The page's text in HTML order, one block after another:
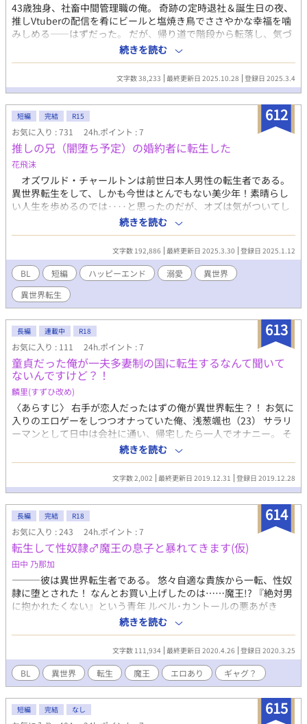
43歳独身、社畜中間管理職の俺。 奇跡の定時退社＆誕生日の夜、
推しVtuberの配信を肴にビールと塩焼き鳥でささやかな幸福を噛
みしめる――はずだった。 だが、帰り道で階段から転落し、気づ
けばそこは異世界。 しかも転生先は、推しが配信で紹介していた
BL小説の断罪される悪役令息・アディル！？ 王子の冷たい視線、
迫る断罪ルート、前世 知識があるだけにむしろ逃げられない！
……俺、異世界で塩焼き鳥どころか命と名誉も守れる気がしない
健康児アディル(主人公) 誤字脱字あり。 気ままに連載。
続きを読む
文字数 38,233 最終更新日 2025.10.28 登録日 2025.3.4
612
短編 完結 R15
お気に入り : 731 24h.ポイント : 7
推しの兄（闇堕ち予定）の婚約者に転生した
花飛沫
オズワルド・チャールトンは前世日本人男性の転生者である。
異世界転生をして、しかも今世はとんでもない美少年！素晴らし
い人生を歩めるのでは‥‥と思ったのだが、オズは気がついてし
まった。ここが前世死ぬ直前まで読んでいたBL小説の中の世界で
あると。 オズはなんと物語の当て馬的登場人物の一人である推
し、アルバートの兄の婚約者だった。物語ではアルバートの兄、
ヒューバートは様々な出来事によって闇堕ちする予定で、闇堕ち
した兄の死によりアルバートもどんどん病んでいく。小説の主人
公に恋人が出来てからは更に、推しはもう物凄くやつれていって
しまうのだ。主人公があの美形で文武両道な公爵家の男とくっつ
くのはどうしようもないとして、兄の闇堕ちが防げれば、アルバ
ートがあそこまでやつれるのは止められるかもしれない。 なら
ば、オズは婚約者候補であるヒューバートの闇落ちイベントを潰
さなければ。 しかしあの小説の感じだと、このままヒューバー
トの婚約者になって仕舞えばオズも巻き込まれ彼と一緒に死んで
しまう。それは嫌なので、なんとかヒューバートの婚約者になら
ずに、彼を闇落ちイベントから救うことが出来れば‥‥！ 闇堕
ちスイッチ多め美形×裏表激しめ美少年
続きを読む
文字数 192,886 最終更新日 2025.3.30 登録日 2025.1.12
BL 短編 ハッピーエンド 溺愛
異世界
異世界転生
613
長編 連載中 R18
お気に入り : 111 24h.ポイント : 7
童貞だった俺が一夫多妻制の国に転生するなんて聞いて
ないんですけど？！
麟里(すずひ改め)
〈あらすじ〉 右手が恋人だったはずの俺が異世界転生？！ お気に
入りのエロゲーをしつつオナっていた俺、浅葱颯也（23） サラリ
ーマンとして日中は会社に通い、帰宅したら一人でオナニー。 そ
のせいか、彼女いない歴=年齢。 味気ない人生を送りデジャブの
ような日々を過ごしていた俺だったが…… ある日目を覚ますと、
どっかの国の子息として転生してしまっていた！ しかしその国で
は街中、公園……ところ構わずにカップルやの商人と客人やのが
その国には男しか居なくて──
続きを読む
文字数 2,002 最終更新日 2019.12.31 登録日 2019.12.28
614
長編 完結 R18
お気に入り : 243 24h.ポイント : 7
転生して性奴隷♂魔王の息子と暴れてきます(仮)
田中 乃那加
―――彼は異世界転生者である。 悠々自適な貴族から一転、性奴
隷に堕とされた！ なんとお買い上げしたのは……魔王!? 『絶対男
に抱かれたくない』という青年 ルベル･カントールの悪あがき
が、今始まる！ 異世界転生×性奴隷♂×魔界 なんでもアリのファ
ンタジーBL ※エロには印付きで、警告申し上げます。
続きを読む
文字数 111,934 最終更新日 2020.4.26 登録日 2020.3.25
BL 異世界 転生 魔王 エロあり ギャグ？
615
短編 完結 なし